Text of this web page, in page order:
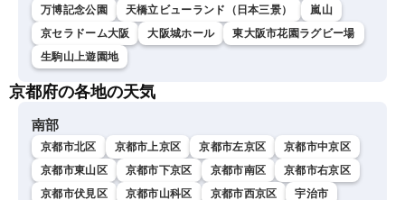
万博記念公園
天橋立ビューランド（日本三景）
嵐山
京セラドーム大阪
大阪城ホール
東大阪市花園ラグビー場
生駒山上遊園地
京都府の各地の天気
南部
京都市北区 京都市上京区 京都市左京区
京都市中京区
京都市東山区
京都市下京区 京都市南区
京都市右京区
京都市伏見区
京都市山科区 京都市西京区
宇治市